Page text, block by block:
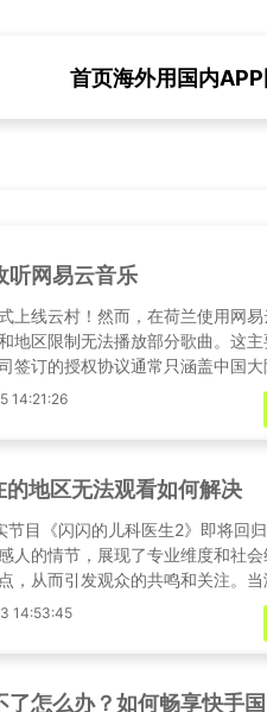
首页海外用国内APP
听网易云音乐
上线云村！然而，在荷兰使用网
地区限制无法播放部分歌曲。这
签订的授权协议通常只涵盖中国大
访问时，部分歌曲可能会被限制
速器可以帮助海外用户轻松绕过这
回国加速器如何帮助海外华人解
14:21:26
地区无法观看如何解决
节目《闪闪的儿科医生2》即将回
人的情节，展现了专业维度和社
，从而引发观众的共鸣和关注。当
对“您所在的地区无法观看”的提
为您提供几种合法合规的方法，帮
。
14:53:45
了怎么办？如何畅享快手